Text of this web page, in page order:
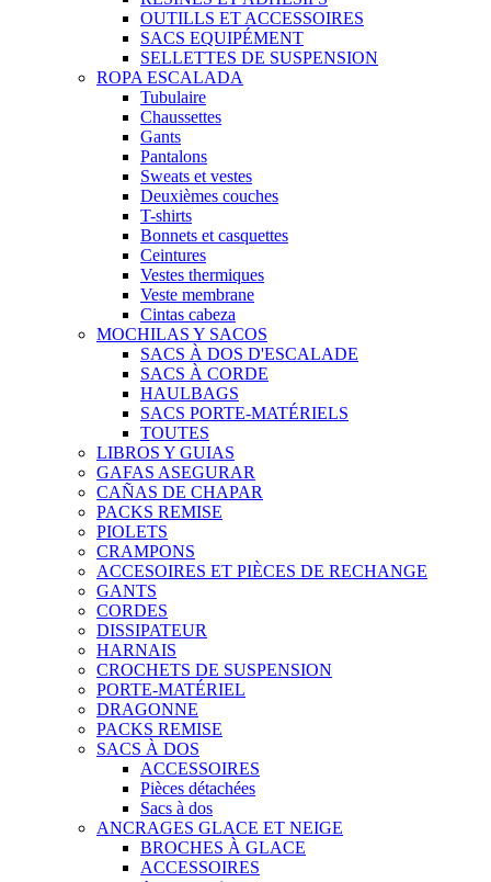
OUTILLS ET ACCESSOIRES
SACS EQUIPÉMENT
SELLETTES DE SUSPENSION
ROPA ESCALADA
Tubulaire
Chaussettes
Gants
Pantalons
Sweats et vestes
Deuxièmes couches
T-shirts
Bonnets et casquettes
Ceintures
Vestes thermiques
Veste membrane
Cintas cabeza
MOCHILAS Y SACOS
SACS À DOS D'ESCALADE
SACS À CORDE
HAULBAGS
SACS PORTE-MATÉRIELS
TOUTES
LIBROS Y GUIAS
GAFAS ASEGURAR
CAÑAS DE CHAPAR
PACKS REMISE
PIOLETS
CRAMPONS
ACCESOIRES ET PIÈCES DE RECHANGE
GANTS
CORDES
DISSIPATEUR
HARNAIS
CROCHETS DE SUSPENSION
PORTE-MATÉRIEL
DRAGONNE
PACKS REMISE
SACS À DOS
ACCESSOIRES
Pièces détachées
Sacs à dos
ANCRAGES GLACE ET NEIGE
BROCHES À GLACE
ACCESSOIRES